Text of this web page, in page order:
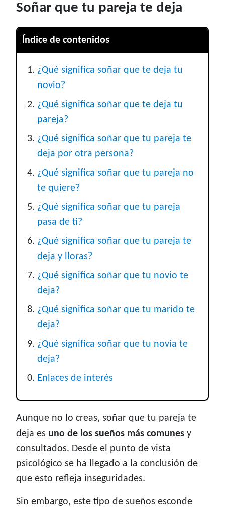
Soñar que tu pareja te deja
Índice de contenidos
¿Qué significa soñar que te deja tu
novio?
¿Qué significa soñar que te deja tu
pareja?
¿Qué significa soñar que tu pareja te
deja por otra persona?
¿Qué significa soñar que tu pareja no
te quiere?
¿Qué significa soñar que tu pareja
pasa de ti?
¿Qué significa soñar que tu pareja te
deja y lloras?
¿Qué significa soñar que tu novio te
deja?
¿Qué significa soñar que tu marido te
deja?
¿Qué significa soñar que tu novia te
deja?
Enlaces de interés
Aunque no lo creas, soñar que tu pareja te
deja es uno de los sueños más comunes y
consultados. Desde el punto de vista
psicológico se ha llegado a la conclusión de
que esto refleja inseguridades.
Sin embargo, este tipo de sueños esconde